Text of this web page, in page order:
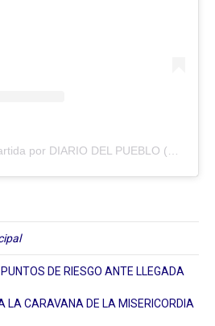
Una publicación compartida por DIARIO DEL PUEBLO (@diariodlpueblo)
DE RIESGO ANTE LLEGADA
LA CARAVANA DE LA MISERICORDIA